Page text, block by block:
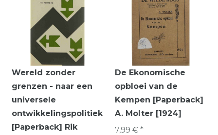
Wereld zonder
grenzen - naar een
universele
ontwikkelingspolitiek
[Paperback] Rik
De Ekonomische
opbloei van de
Kempen [Paperback]
A. Molter [1924]
7,99 € *